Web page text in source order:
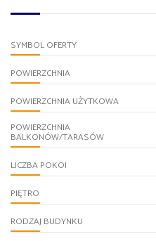
SYMBOL OFERTY
POWIERZCHNIA
POWIERZCHNIA UŻYTKOWA
POWIERZCHNIA
BALKONÓW/TARASÓW
LICZBA POKOI
PIĘTRO
RODZAJ BUDYNKU